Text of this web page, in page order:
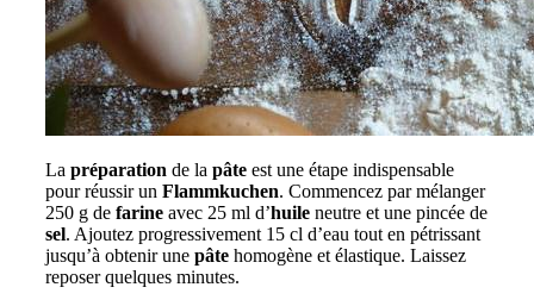
La préparation de la pâte est une étape indispensable
pour réussir un Flammkuchen. Commencez par mélanger
250 g de farine avec 25 ml d’huile neutre et une pincée de
sel. Ajoutez progressivement 15 cl d’eau tout en pétrissant
jusqu’à obtenir une pâte homogène et élastique. Laissez
reposer quelques minutes.